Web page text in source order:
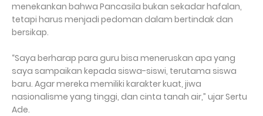
menekankan bahwa Pancasila bukan sekadar hafalan,
tetapi harus menjadi pedoman dalam bertindak dan
bersikap.
“Saya berharap para guru bisa meneruskan apa yang
saya sampaikan kepada siswa-siswi, terutama siswa
baru. Agar mereka memiliki karakter kuat, jiwa
nasionalisme yang tinggi, dan cinta tanah air,” ujar Sertu
Ade.